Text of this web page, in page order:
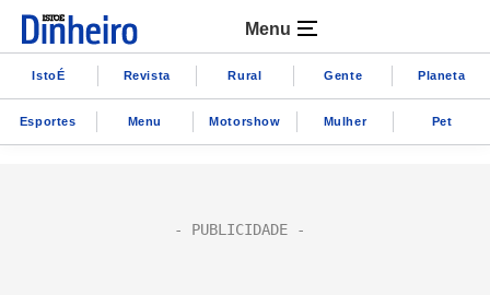
Menu
IstoÉ Revista Rural Gente Planeta
Esportes Menu Motorshow Mulher Pet